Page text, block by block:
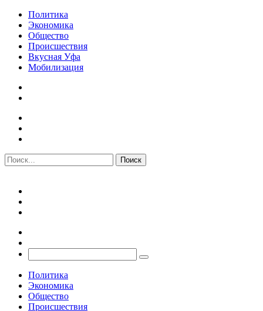
Политика
Экономика
Общество
Происшествия
Вкусная Уфа
Мобилизация
Политика
Экономика
Общество
Происшествия